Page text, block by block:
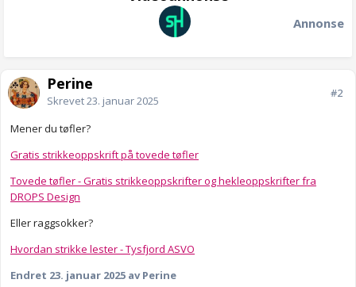
Annonse
Perine
Skrevet23. januar 2025
#2
Mener du tøfler?
Gratis strikkeoppskrift på tovede tøfler
Tovede tøfler - Gratis strikkeoppskrifter og hekleoppskrifter fra
DROPS Design
Eller raggsokker?
Hvordan strikke lester - Tysfjord ASVO
Endret 23. januar 2025 av Perine